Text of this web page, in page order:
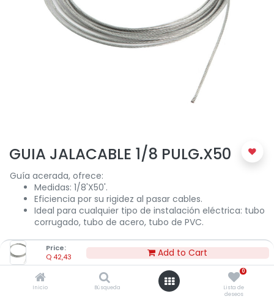
Price:
Q 42,43 Add to Cart
Inicio Búsqueda
0
Lista de
deseos
GUIA JALACABLE 1/8 PULG.X50
Guía acerada, ofrece:
Medidas: 1/8'X50'.
Eficiencia por su rigidez al pasar cables.
Ideal para cualquier tipo de instalación eléctrica: tubo
corrugado, tubo de acero, tubo de PVC.
Q42,43